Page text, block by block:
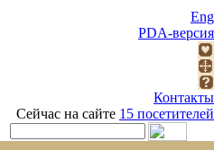
Eng
PDA-версия
Контакты
Сейчас на сайте 15 посетителей